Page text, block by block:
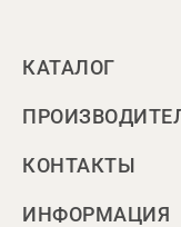
КАТАЛОГ
КОНТАКТЫ
ИНФОРМАЦИЯ